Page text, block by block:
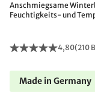
Anschmiegsame
Feuchtigkeits- und
4,80(210
Made in Germany